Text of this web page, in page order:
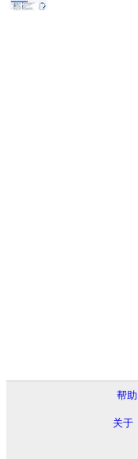
帮助
关于